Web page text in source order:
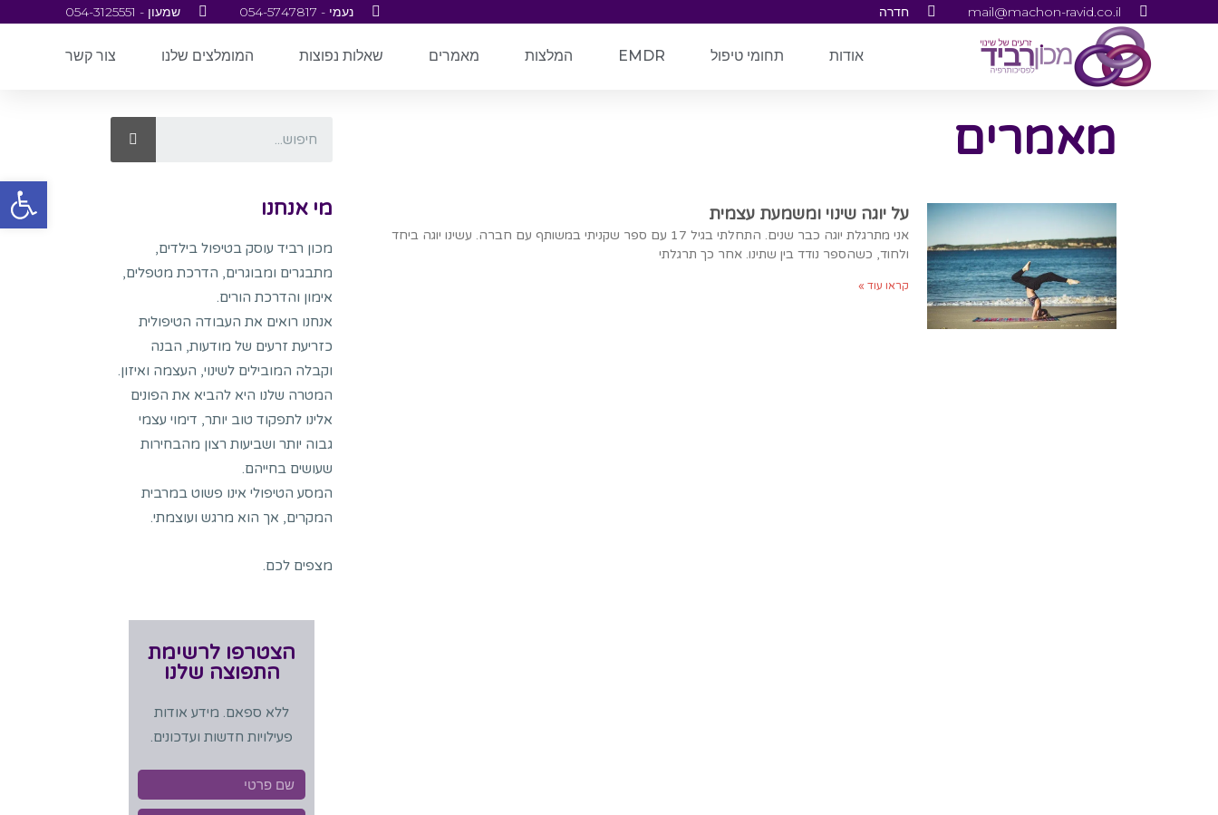
פתח
mail@machon-ravid.co.il חדרה נעמי - 054-5747817 שמעון - 054-3125551
אודות תחומי טיפול EMDR המלצות מאמרים שאלות נפוצות המומלצים שלנו צור קשר
מאמרים
על יוגה שינוי ומשמעת עצמית
אני מתרגלת יוגה כבר שנים. התחלתי בגיל 17 עם ספר שקניתי במשותף עם חברה. עשינו יוגה ביחד
ולחוד, כשהספר נודד בין שתינו. אחר כך תרגלתי
קראו עוד »
מי אנחנו
מכון רביד עוסק בטיפול בילדים,
מתבגרים ומבוגרים, הדרכת מטפלים,
אימון והדרכת הורים.
אנחנו רואים את העבודה הטיפולית
כזריעת זרעים של מודעות, הבנה
וקבלה המובילים לשינוי, העצמה ואיזון.
המטרה שלנו היא להביא את הפונים
אלינו לתפקוד טוב יותר, דימוי עצמי
גבוה יותר ושביעות רצון מהבחירות
שעושים בחייהם.
המסע הטיפולי אינו פשוט במרבית
המקרים, אך הוא מרגש ועוצמתי.
מצפים לכם.
הצטרפו לרשימת
התפוצה שלנו
ללא ספאם. מידע אודות
פעילויות חדשות ועדכונים.